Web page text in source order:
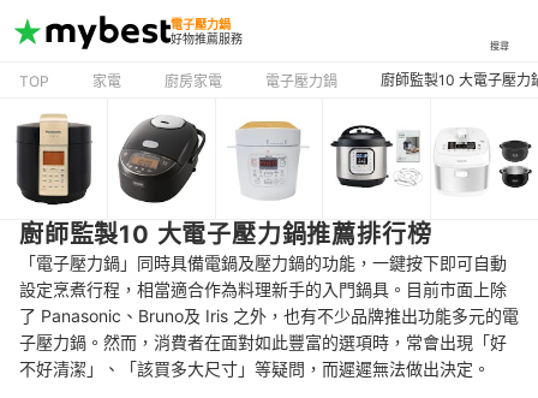
電子壓力鍋
好物推薦服務
搜尋
TOP 家電 廚房家電 電子壓力鍋 廚師監製10 大電子壓力
廚師監製10 大電子壓力鍋推薦排行榜
「電子壓力鍋」同時具備電鍋及壓力鍋的功能，一鍵按下即可自動
設定烹煮行程，相當適合作為料理新手的入門鍋具。目前市面上除
了 Panasonic、Bruno及 Iris 之外，也有不少品牌推出功能多元的電
子壓力鍋。然而，消費者在面對如此豐富的選項時，常會出現「好
不好清潔」、「該買多大尺寸」等疑問，而遲遲無法做出決定。